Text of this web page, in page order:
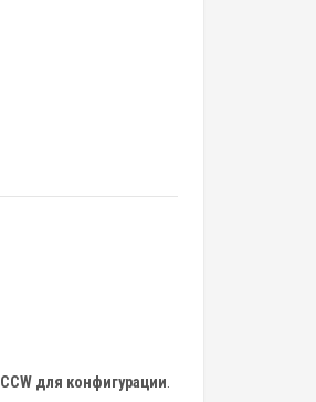
CCW для конфигурации.